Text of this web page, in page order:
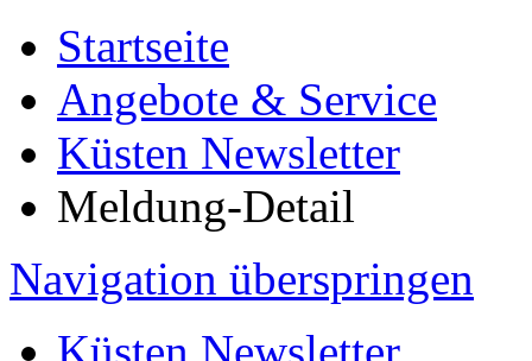
Startseite
Angebote & Service
Küsten Newsletter
Meldung-Detail
Navigation überspringen
Küsten Newsletter